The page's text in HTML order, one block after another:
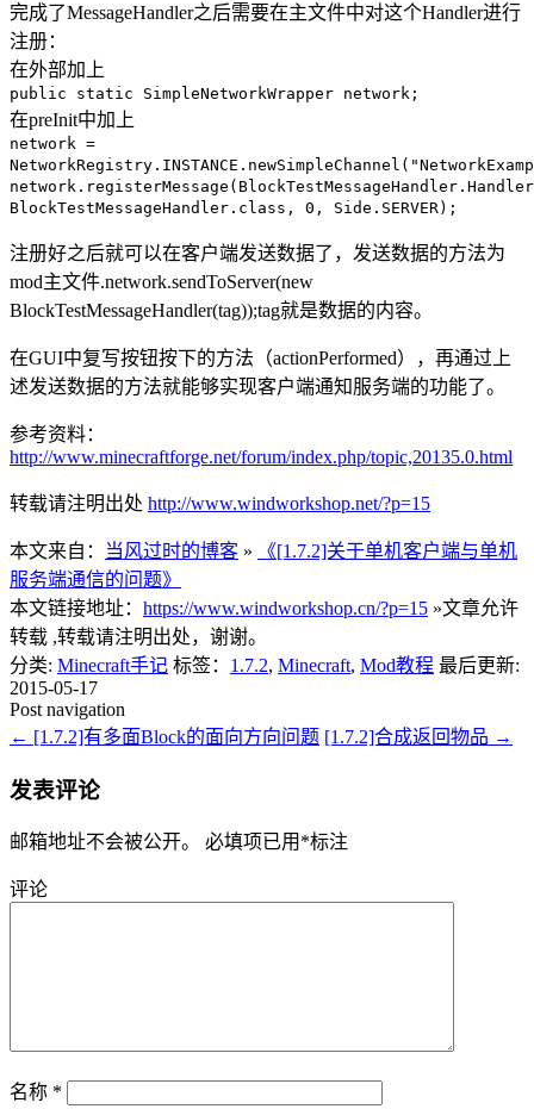
完成了MessageHandler之后需要在主文件中对这个Handler进行
注册：
在外部加上
public static SimpleNetworkWrapper network;
在preInit中加上
network =
BlockTestMessageHandler.class, 0, Side.SERVER);
注册好之后就可以在客户端发送数据了，发送数据的方法为
mod主文件.network.sendToServer(new
BlockTestMessageHandler(tag));tag就是数据的内容。
在GUI中复写按钮按下的方法（actionPerformed），再通过上
述发送数据的方法就能够实现客户端通知服务端的功能了。
参考资料：
http://www.minecraftforge.net/forum/index.php/topic,20135.0.html
转载请注明出处 http://www.windworkshop.net/?p=15
本文来自： 当风过时的博客 »
《[1.7.2]关于单机客户端与单机
服务端通信的问题》
本文链接地址： https://www.windworkshop.cn/?p=15 »文章允许
转载 ,转载请注明出处，谢谢。
分类: Minecraft手记 标签： 1.7.2, Minecraft, Mod教程 最后更新:
2015-05-17
Post navigation
← [1.7.2]有多面Block的面向方向问题 [1.7.2]合成返回物品 →
发表评论
邮箱地址不会被公开。 必填项已用 *标注
评论
名称 *